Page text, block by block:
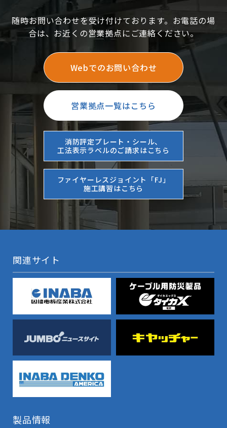
随時お問い合わせを受け付けております。お電話の場
合は、お近くの営業拠点にご連絡ください。
Webでのお問い合わせ
営業拠点一覧はこちら
消防評定プレート・シール、
工法表示ラベルのご請求はこちら
ファイヤーレスジョイント「FJ」
施工講習はこちら
関連サイト
製品情報